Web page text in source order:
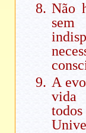
Não
sem
A
vida